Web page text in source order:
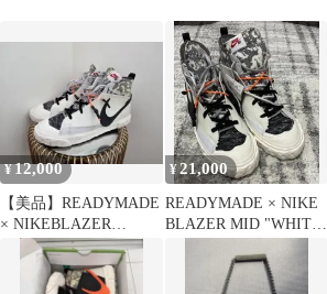
¥12,000
【美品】READYMADE
× NIKEBLAZER
MIDWHITE 30cm
¥21,000
READYMADE × NIKE
BLAZER MID "WHITE"